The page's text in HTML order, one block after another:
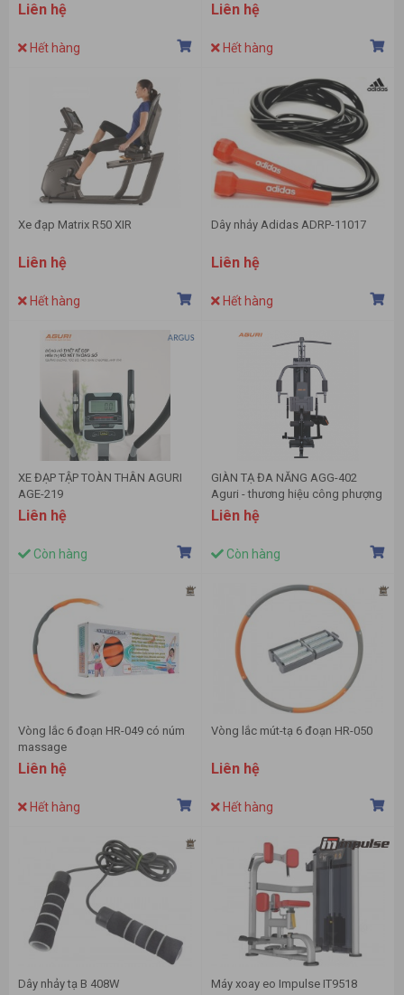
Liên hệ
Hết hàng
Liên hệ
Hết hàng
Xe đạp Matrix R50 XIR
Liên hệ
Hết hàng
Dây nhảy Adidas ADRP-11017
Liên hệ
Hết hàng
XE ĐẠP TẬP TOÀN THÂN AGURI
AGE-219
Liên hệ
Còn hàng
GIÀN TẠ ĐA NĂNG AGG-402
Aguri - thương hiệu công phượng
Liên hệ
Còn hàng
Vòng lắc 6 đoạn HR-049 có núm
massage
Liên hệ
Hết hàng
Vòng lắc mút-tạ 6 đoạn HR-050
Liên hệ
Hết hàng
Dây nhảy tạ B 408W Máy xoay eo Impulse IT9518